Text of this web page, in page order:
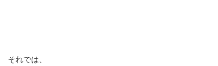
それでは、